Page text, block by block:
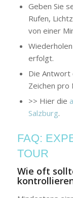
Geben Sie
Rufen,
von einer
erfolgt.
Die
Zeichen pro
>> Hier die
Salzburg.
FAQ:
TOUR
Wie oft